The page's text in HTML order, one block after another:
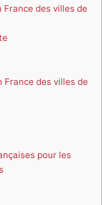
des villes de
France des villes de
pour les